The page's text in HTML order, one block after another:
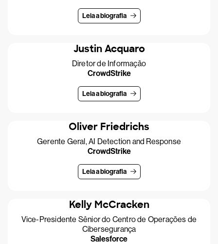
Leia a biografia
Justin Acquaro
Diretor de Informação
CrowdStrike
Leia a biografia
Oliver Friedrichs
Gerente Geral, AI Detection and Response
CrowdStrike
Leia a biografia
Kelly McCracken
Vice-Presidente Sênior do Centro de Operações de
Cibersegurança
Salesforce